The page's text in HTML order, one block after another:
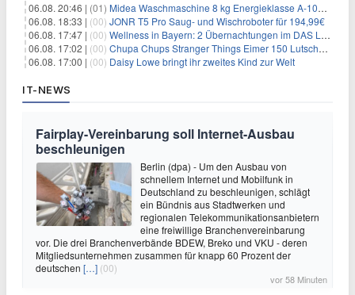
06.08. 20:46 | (01) Midea Waschmaschine 8 kg Energieklasse A-10% 1400 U/Min für 289,97€
06.08. 18:33 | (00) JONR T5 Pro Saug- und Wischroboter für 194,99€
06.08. 17:47 | (00) Wellness in Bayern: 2 Übernachtungen im DAS LUDWIG Sports Resort inkl. HP + Wellness ab 174€ p.P.
06.08. 17:02 | (00) Chupa Chups Stranger Things Eimer 150 Lutscher für 21,95€
06.08. 17:00 | (00) Daisy Lowe bringt ihr zweites Kind zur Welt
IT-NEWS
Fairplay-Vereinbarung soll Internet-Ausbau
beschleunigen
Berlin (dpa) - Um den Ausbau von
schnellem Internet und Mobilfunk in
Deutschland zu beschleunigen, schlägt
ein Bündnis aus Stadtwerken und
regionalen Telekommunikationsanbietern
eine freiwillige Branchenvereinbarung
vor. Die drei Branchenverbände BDEW, Breko und VKU - deren
Mitgliedsunternehmen zusammen für knapp 60 Prozent der
deutschen […] (00)
vor 58 Minuten